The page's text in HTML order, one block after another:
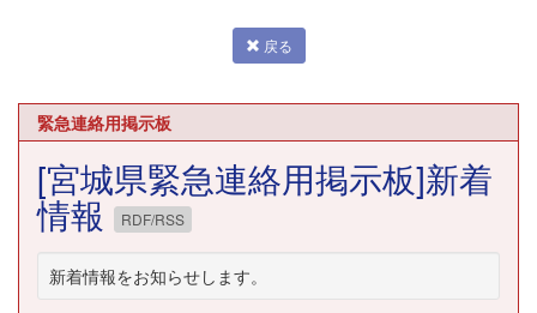
戻る
緊急連絡用掲示板
[宮城県緊急連絡用掲示板]新着
情報 RDF/RSS
新着情報をお知らせします。